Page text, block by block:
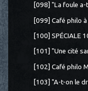
[098] "La foule
[099] Café philo
[100] SPÉCIALE
[101] "Une cité
[102] Café philo
[103] "A-t-on le